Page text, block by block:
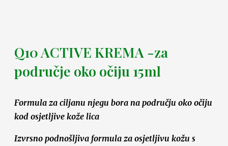
Q10 ACTIVE KREMA -za
područje oko očiju 15ml
Formula za ciljanu njegu bora na području oko očiju
kod osjetljive kože lica
Izvrsno podnošljiva formula za osjetljivu kožu s